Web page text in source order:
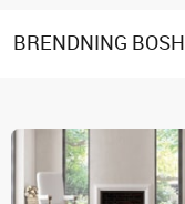
BRENDNING